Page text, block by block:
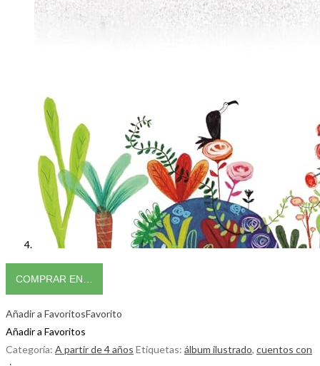
COMPRAR EN…
Añadir a FavoritosFavorito
Añadir a Favoritos
Categoría: A partir de 4 años Etiquetas: álbum ilustrado, cuentos con